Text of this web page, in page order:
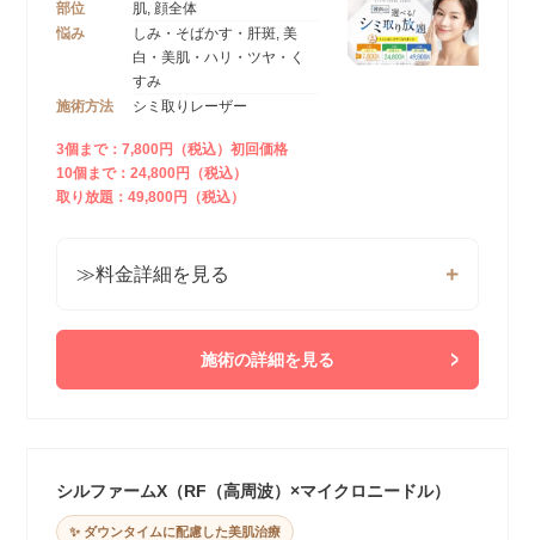
部位
肌, 顔全体
悩み
しみ・そばかす・肝斑, 美
白・美肌・ハリ・ツヤ・く
すみ
施術方法
シミ取りレーザー
3個まで：7,800円（税込）初回価格
10個まで：24,800円（税込）
取り放題：49,800円（税込）
≫料金詳細を見る
施術の詳細を見る
シルファームX（RF（高周波）×マイクロニードル）
✨ ダウンタイムに配慮した美肌治療